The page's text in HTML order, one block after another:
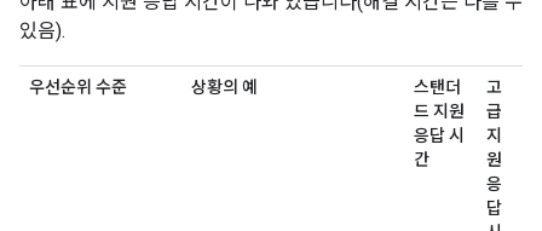
있음).
우선순위 수준 상황의 예
스탠더
드 지원
응답 시
간
고
급
지
원
응
답